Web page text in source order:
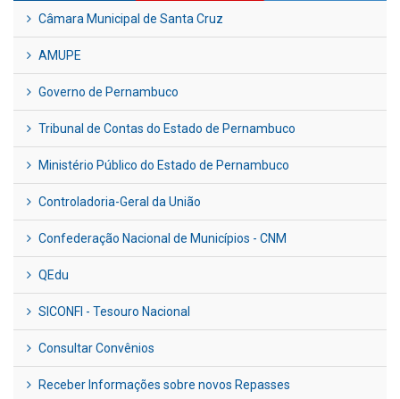
Câmara Municipal de Santa Cruz
AMUPE
Governo de Pernambuco
Tribunal de Contas do Estado de Pernambuco
Ministério Público do Estado de Pernambuco
Controladoria-Geral da União
Confederação Nacional de Municípios - CNM
QEdu
SICONFI - Tesouro Nacional
Consultar Convênios
Receber Informações sobre novos Repasses